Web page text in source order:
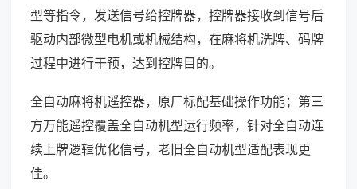
型等指令，发送信号给控牌器，控牌器接收到信号后
驱动内部微型电机或机械结构，在麻将机洗牌、码牌
过程中进行干预，达到控牌目的。
全自动麻将机遥控器，原厂标配基础操作功能；第三
方万能遥控覆盖全自动机型运行频率，针对全自动连
续上牌逻辑优化信号，老旧全自动机型适配表现更
佳。